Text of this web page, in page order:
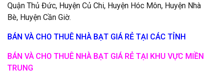
Quận Thủ Đức, Huyện Củ Chi, Huyện Hóc Môn, Huyện Nhà
Bè, Huyện Cần Giờ.
BÁN VÀ CHO THUÊ NHÀ BẠT GIÁ RẺ TẠI CÁC TỈNH
BÁN VÀ CHO THUÊ NHÀ BẠT GIÁ RẺ TẠI KHU VỰC MIỀN
TRUNG